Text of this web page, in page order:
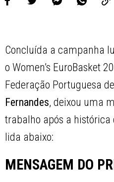
Concluída a campanha
o Women’s EuroBasket
Federação Portuguesa
Fernandes, deixou uma
trabalho após a histórica
lida abaixo:
MENSAGEM DO